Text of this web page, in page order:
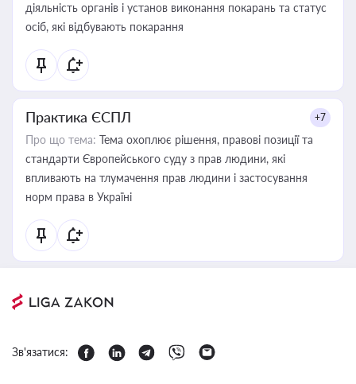
діяльність органів і установ виконання покарань та статус
осіб, які відбувають покарання
Практика ЄСПЛ +7
Про що тема: Тема охоплює рішення, правові позиції та
стандарти Європейського суду з прав людини, які
впливають на тлумачення прав людини і застосування
норм права в Україні
Зв'язатися: